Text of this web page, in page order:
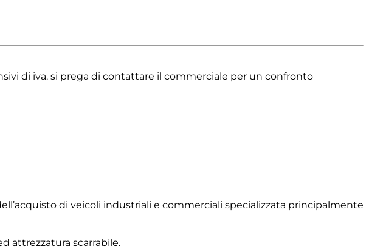
di iva. si prega di contattare il commerciale per un confronto
di veicoli industriali e commerciali specializzata principalmente
attrezzatura scarrabile.